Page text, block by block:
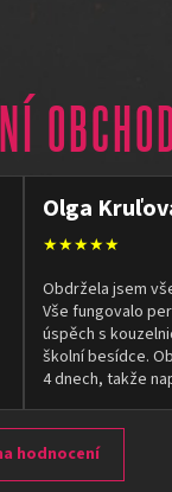
Olga
★★★★★
Obdržela jsem
Vše fungovalo
úspěch s
školní besídce.
4 dnech, takže
hodnocení